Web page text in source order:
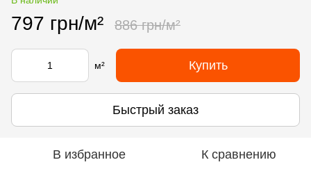
797 грн/м² 886 грн/м²
м² Купить
Быстрый заказ
В избранное К сравнению